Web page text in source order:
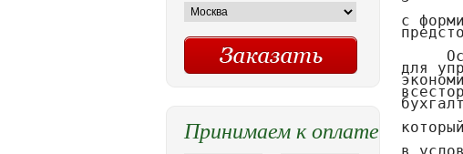
Принимаем к оплате